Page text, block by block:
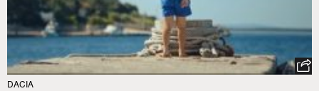
DACIA